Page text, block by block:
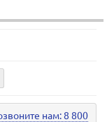
нам: 8 800